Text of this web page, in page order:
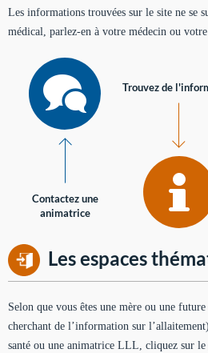
Les informations trouvées sur le site ne se
médical, parlez-en à votre médecin ou
Contactez une
animatrice
Trouvez de
Les espaces
Selon que vous êtes une mère ou une
cherchant de l’information sur
santé ou une animatrice LLL, cliquez sur